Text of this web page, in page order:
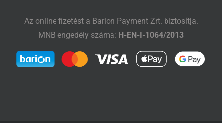
Az online fizetést a Barion Payment Zrt. biztosítja.
MNB engedély száma: H-EN-I-1064/2013